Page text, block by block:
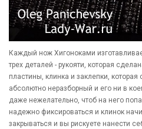
Каждый нож Хигоноками
трех деталей - рукояти, которая
пластины, клинка и заклепки,
абсолютно неразборный и его ни в
даже нежелательно, чтоб на него
надежно фиксироваться и клинок
закрываться и вы рискуете нанести